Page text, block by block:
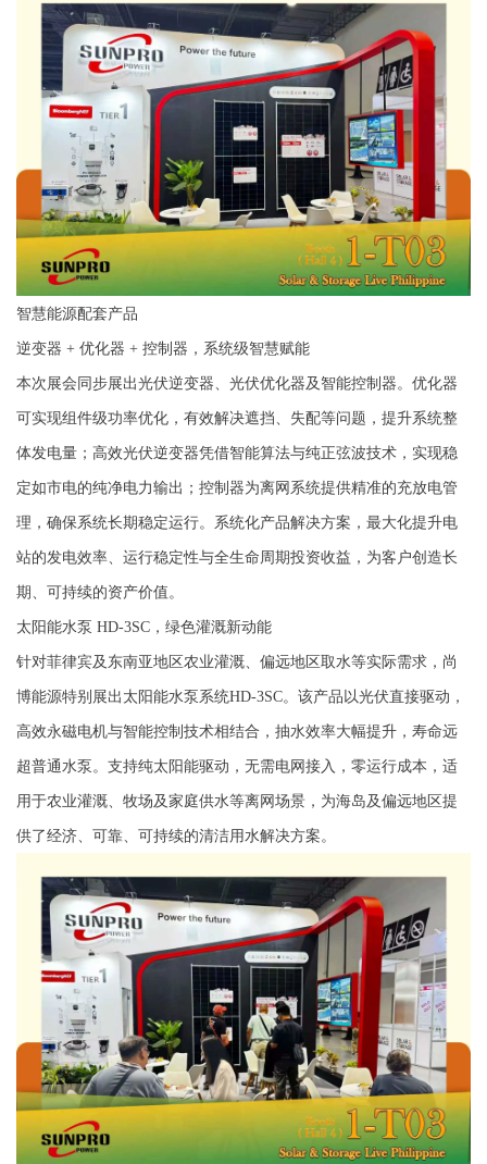
智慧能源配套产品
逆变器 + 优化器 + 控制器，系统级智慧赋能
本次展会同步展出光伏逆变器、光伏优化器及智能控制器。优化器
可实现组件级功率优化，有效解决遮挡、失配等问题，提升系统整
体发电量；高效光伏逆变器凭借智能算法与纯正弦波技术，实现稳
定如市电的纯净电力输出；控制器为离网系统提供精准的充放电管
理，确保系统长期稳定运行。系统化产品解决方案，最大化提升电
站的发电效率、运行稳定性与全生命周期投资收益，为客户创造长
期、可持续的资产价值。
太阳能水泵 HD-3SC，绿色灌溉新动能
针对菲律宾及东南亚地区农业灌溉、偏远地区取水等实际需求，尚
博能源特别展出太阳能水泵系统HD-3SC。该产品以光伏直接驱动，
高效永磁电机与智能控制技术相结合，抽水效率大幅提升，寿命远
超普通水泵。支持纯太阳能驱动，无需电网接入，零运行成本，适
用于农业灌溉、牧场及家庭供水等离网场景，为海岛及偏远地区提
供了经济、可靠、可持续的清洁用水解决方案。